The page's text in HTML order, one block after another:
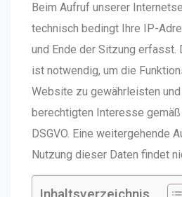
Beim Aufruf unserer
technisch bedingt Ihre IP-
und Ende der Sitzung erfasst.
ist notwendig, um die
Website zu gewährleisten
berechtigten Interesse
DSGVO. Eine weitergehende
Nutzung dieser Daten findet